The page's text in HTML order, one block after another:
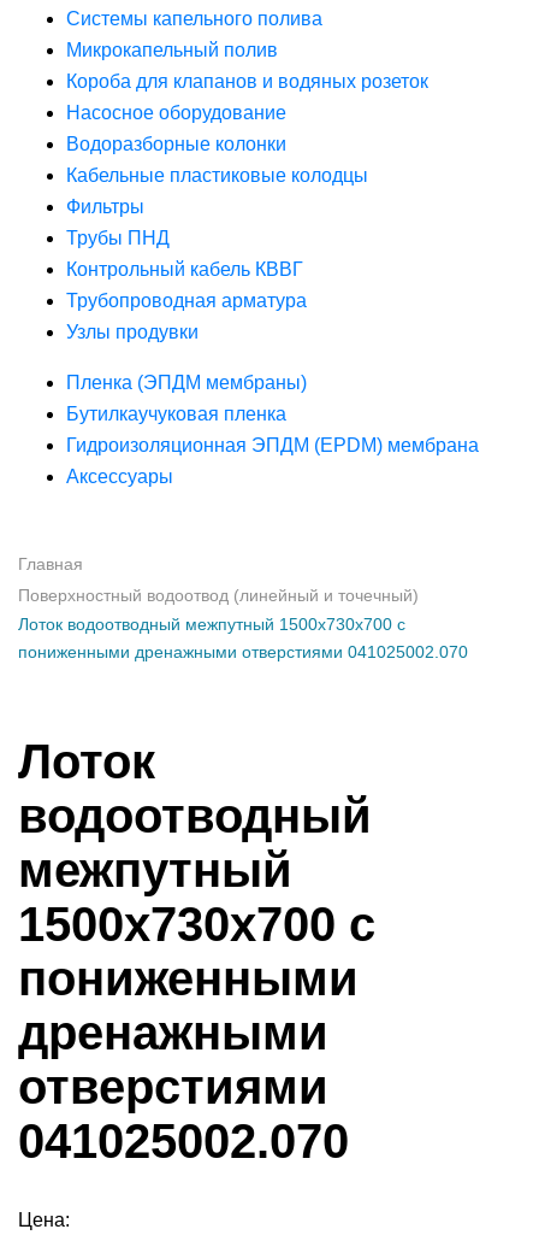
Системы капельного полива
Микрокапельный полив
Короба для клапанов и водяных розеток
Насосное оборудование
Водоразборные колонки
Кабельные пластиковые колодцы
Фильтры
Трубы ПНД
Контрольный кабель КВВГ
Трубопроводная арматура
Узлы продувки
Пленка (ЭПДМ мембраны)
Бутилкаучуковая пленка
Гидроизоляционная ЭПДМ (EPDM) мембрана
Аксессуары
Главная
Поверхностный водоотвод (линейный и точечный)
Лоток водоотводный межпутный 1500х730х700 с
пониженными дренажными отверстиями 041025002.070
Лоток
водоотводный
межпутный
1500х730х700 с
пониженными
дренажными
отверстиями
041025002.070
Цена: